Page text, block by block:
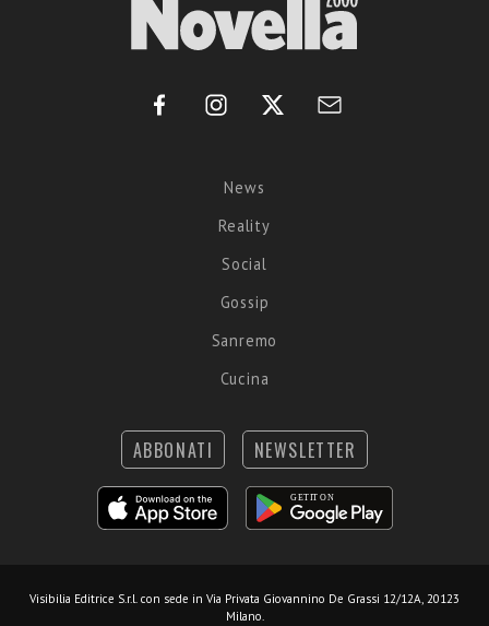
News
Reality
Social
Gossip
Sanremo
Cucina
ABBONATI NEWSLETTER
Visibilia Editrice S.r.l. con sede in Via Privata Giovannino De Grassi 12/12A, 20123
Milano.